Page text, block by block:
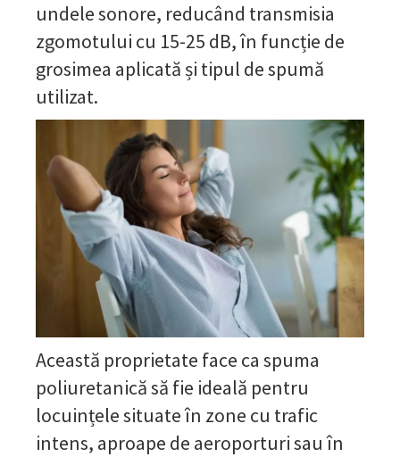
undele sonore, reducând transmisia
zgomotului cu 15-25 dB, în funcție de
grosimea aplicată și tipul de spumă
utilizat.
Această proprietate face ca spuma
poliuretanică să fie ideală pentru
locuințele situate în zone cu trafic
intens, aproape de aeroporturi sau în